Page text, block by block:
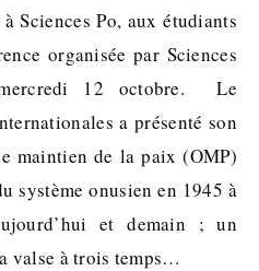
Sciences Po, aux étudiants
organisée par Sciences
12 octobre. Le
a présenté son
maintien de la paix (OMP)
système onusien en 1945 à
et demain ; un
valse à trois temps…